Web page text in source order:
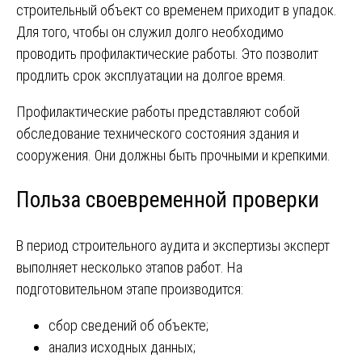
строительный объект со временем приходит в упадок.
Для того, чтобы он служил долго необходимо
проводить профилактические работы. Это позволит
продлить срок эксплуатации на долгое время.
Профилактические работы представляют собой
обследование технического состояния здания и
сооружения. Они должны быть прочными и крепкими.
Польза своевременной проверки
В период строительного аудита и экспертизы эксперт
выполняет несколько этапов работ. На
подготовительном этапе производится:
сбор сведений об объекте;
анализ исходных данных;